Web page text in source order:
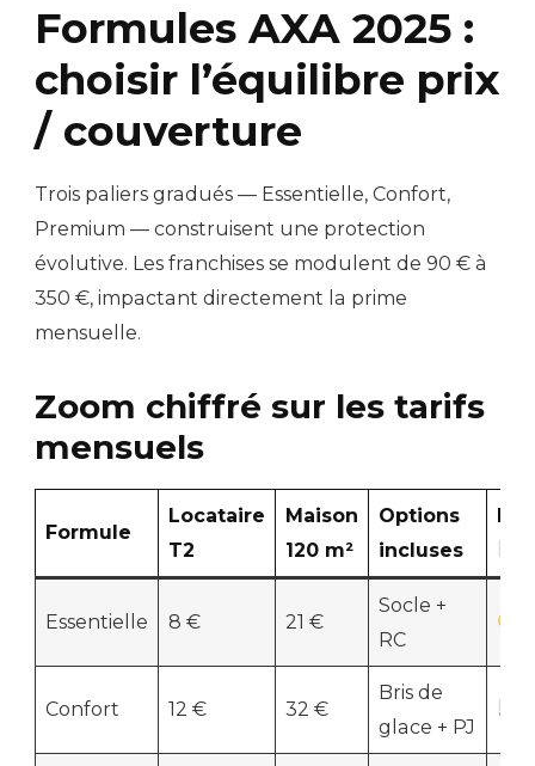
Formules AXA 2025 :
choisir l’équilibre prix
/ couverture
Trois paliers gradués — Essentielle, Confort,
Premium — construisent une protection
évolutive. Les franchises se modulent de 90 € à
350 €, impactant directement la prime
mensuelle.
Zoom chiffré sur les tarifs
mensuels
Formule
Locataire
T2
Maison
120 m²
Options
incluses
Essentielle 8 € 21 €
Socle +
RC
Confort 12 € 32 €
Bris de
glace + PJ